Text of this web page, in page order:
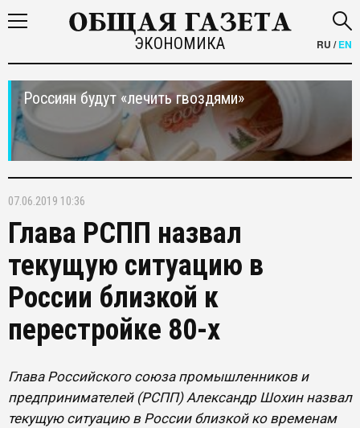
ЭКОНОМИКА RU /EN
Россиян будут «лечить гвоздями»
07.06.2019 10:36
Глава РСПП назвал
текущую ситуацию в
России близкой к
перестройке 80-х
Глава Российского союза промышленников и
предпринимателей (РСПП) Александр Шохин назвал
текущую ситуацию в России близкой ко временам